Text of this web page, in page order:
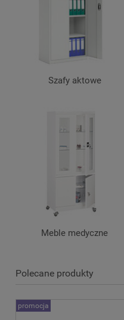
Szafy aktowe
Meble medyczne
Polecane produkty
promocja